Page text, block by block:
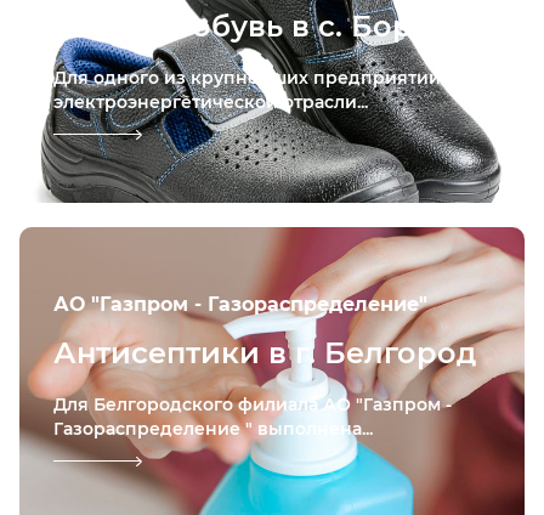
Рабочая обувь в с. Бор
Для одного из крупнейших предприятий
электроэнергетической отрасли...
АО "Газпром - Газораспределение"
Антисептики в г. Белгород
Для Белгородского филиала АО "Газпром -
Газораспределение " выполнена...